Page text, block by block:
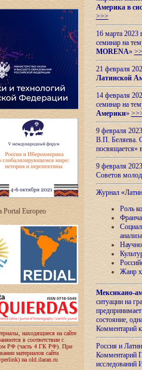
Portal Europeo
находящиеся на сайте
в соответствии с
РФ (часть 4 ГК РФ). При
материалов сайта
на old.ilaran.ru
Америка в
>>>
16 марта 2023
семинар на
MORENA»
21 февраля
Латинской
14 февраля
семинар на
Америки»
9 февраля
В.П. Беляева.
посвящается»
9 февраля
Советов
Журнал
Роль
анализа
Жанр
Мексикано-
ситуации на
состояние,
Комментарий
Россия и
Комментарий